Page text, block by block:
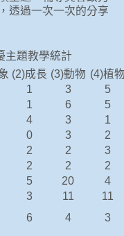
透過一次一次的分享
主題教學統計
(2)成長 (3)動物 (4)植
1 3
5
1 6
5
4 3
1
0 3
2
2 2
3
2 2
2
5 20
4
3 11
11
6 4 3